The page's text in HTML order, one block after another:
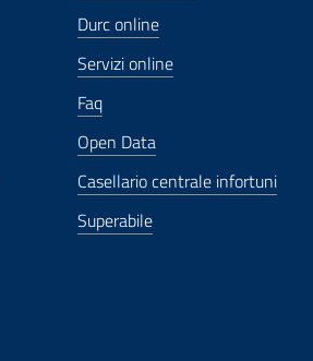
Durc online
Servizi online
Faq
Open Data
Casellario centrale infortuni
Superabile